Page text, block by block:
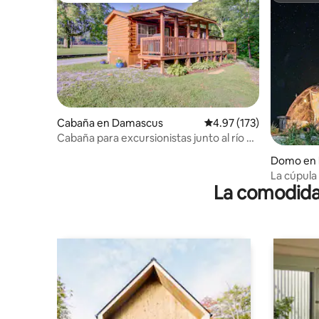
Cabaña en Damascus Calificación promedio:
4.97 (173)
Cabaña para excursionistas junto al río y
Domo en
La
La